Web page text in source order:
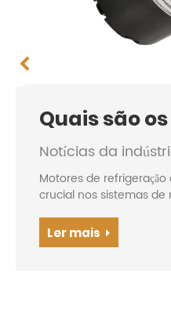
Notícias da
Motores de
crucial nos sistemas
casas, empresas ou
motores de refrigeração
Ler mais